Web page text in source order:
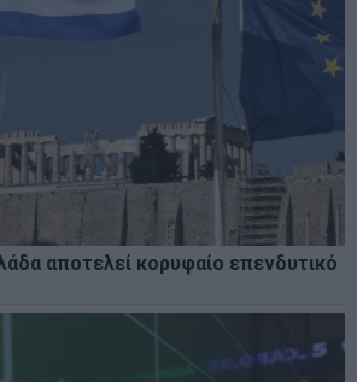
αποτελεί κορυφαίο επενδυτικό